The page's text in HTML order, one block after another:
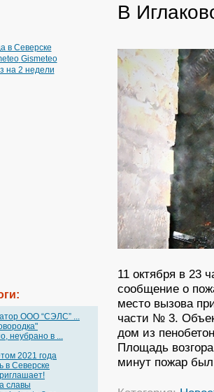
в Северске
Gismeteo
на 2 недели
OOO “СЭЛС” ...
неубрано в ...
2021 года
в Северске
славы
В
11 октября в 23
сообщение о
место вызова
части № 3.
дом из
Площадь
минут пожар